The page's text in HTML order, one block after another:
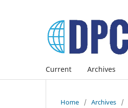
Current Archives
Home / Archives /